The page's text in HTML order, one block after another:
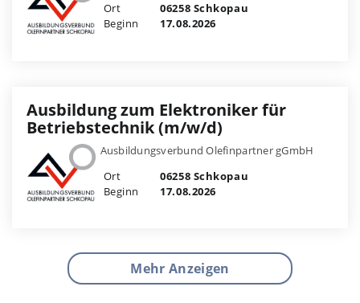
Ort
06258 Schkopau
Beginn
17.08.2026
Ausbildung zum Elektroniker für
Betriebstechnik (m/w/d)
Ausbildungsverbund Olefinpartner gGmbH
Ort
06258 Schkopau
Beginn
17.08.2026
Mehr Anzeigen